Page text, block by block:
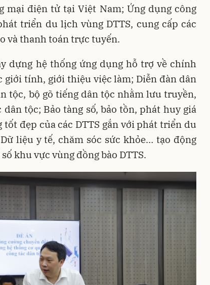
mại điện tử tại Việt Nam; Ứng dụng công
triển du lịch vùng DTTS, cung cấp các
và thanh toán trực tuyến.
dựng hệ thống ứng dụng hỗ trợ về chính
giới tính, giới thiệu việc làm; Diễn đàn dân
tộc, bộ gõ tiếng dân tộc nhằm lưu truyền,
dân tộc; Bảo tàng số, bảo tồn, phát huy giá
đẹp của các DTTS gắn với phát triển du
liệu y tế, chăm sóc sức khỏe… tạo động
khu vực vùng đồng bào DTTS.